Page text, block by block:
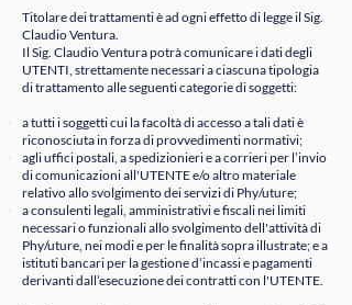
Titolare dei trattamenti è ad ogni effetto di legge il Sig.
Claudio Ventura.
Il Sig. Claudio Ventura potrà comunicare i dati degli
UTENTI, strettamente necessari a ciascuna tipologia
di trattamento alle seguenti categorie di soggetti:
a tutti i soggetti cui la facoltà di accesso a tali dati è
riconosciuta in forza di provvedimenti normativi;
agli uffici postali, a spedizionieri e a corrieri per l’invio
di comunicazioni all'UTENTE e/o altro materiale
relativo allo svolgimento dei servizi di Phy/uture;
a consulenti legali, amministrativi e fiscali nei limiti
necessari o funzionali allo svolgimento dell'attività di
Phy/uture, nei modi e per le finalità sopra illustrate; e a
istituti bancari per la gestione d’incassi e pagamenti
derivanti dall’esecuzione dei contratti con l'UTENTE.